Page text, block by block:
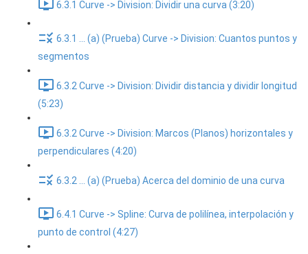
6.3.1 Curve -> Division: Dividir una curva (3:20)
6.3.1 ... (a) (Prueba) Curve -> Division: Cuantos puntos y
segmentos
6.3.2 Curve -> Division: Dividir distancia y dividir longitud
(5:23)
6.3.2 Curve -> Division: Marcos (Planos) horizontales y
perpendiculares (4:20)
6.3.2 ... (a) (Prueba) Acerca del dominio de una curva
6.4.1 Curve -> Spline: Curva de polilínea, interpolación y
punto de control (4:27)